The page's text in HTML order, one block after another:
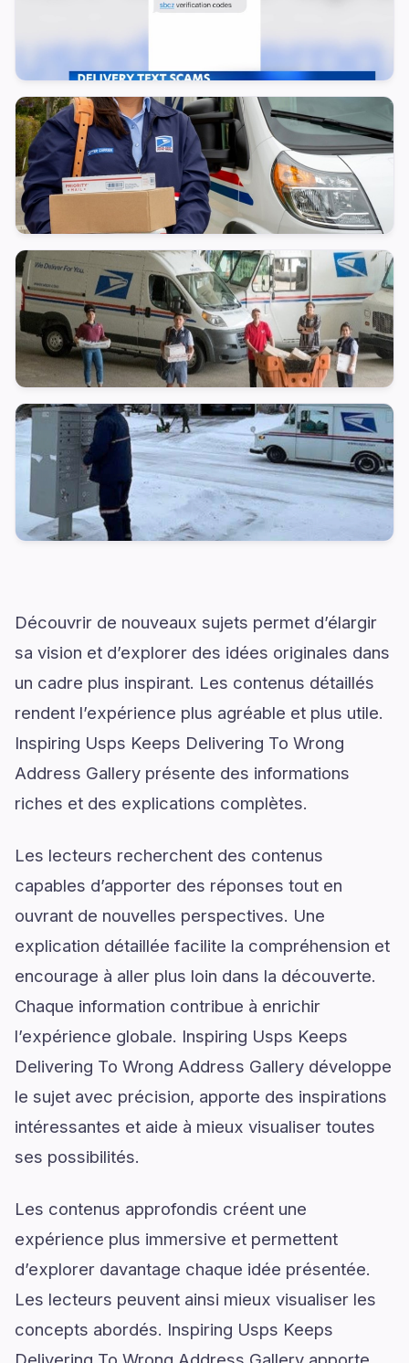
Découvrir de nouveaux sujets permet d’élargir
sa vision et d’explorer des idées originales dans
un cadre plus inspirant. Les contenus détaillés
rendent l’expérience plus agréable et plus utile.
Inspiring Usps Keeps Delivering To Wrong
Address Gallery présente des informations
riches et des explications complètes.
Les lecteurs recherchent des contenus
capables d’apporter des réponses tout en
ouvrant de nouvelles perspectives. Une
explication détaillée facilite la compréhension et
encourage à aller plus loin dans la découverte.
Chaque information contribue à enrichir
l’expérience globale. Inspiring Usps Keeps
Delivering To Wrong Address Gallery développe
le sujet avec précision, apporte des inspirations
intéressantes et aide à mieux visualiser toutes
ses possibilités.
Les contenus approfondis créent une
expérience plus immersive et permettent
d’explorer davantage chaque idée présentée.
Les lecteurs peuvent ainsi mieux visualiser les
concepts abordés. Inspiring Usps Keeps